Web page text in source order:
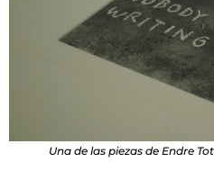
Una de las piezas de Endre